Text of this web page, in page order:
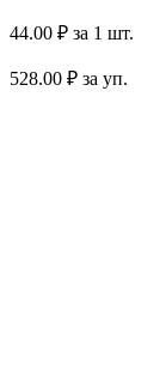
44.00 ₽ за 1 шт.
528.00 ₽ за уп.